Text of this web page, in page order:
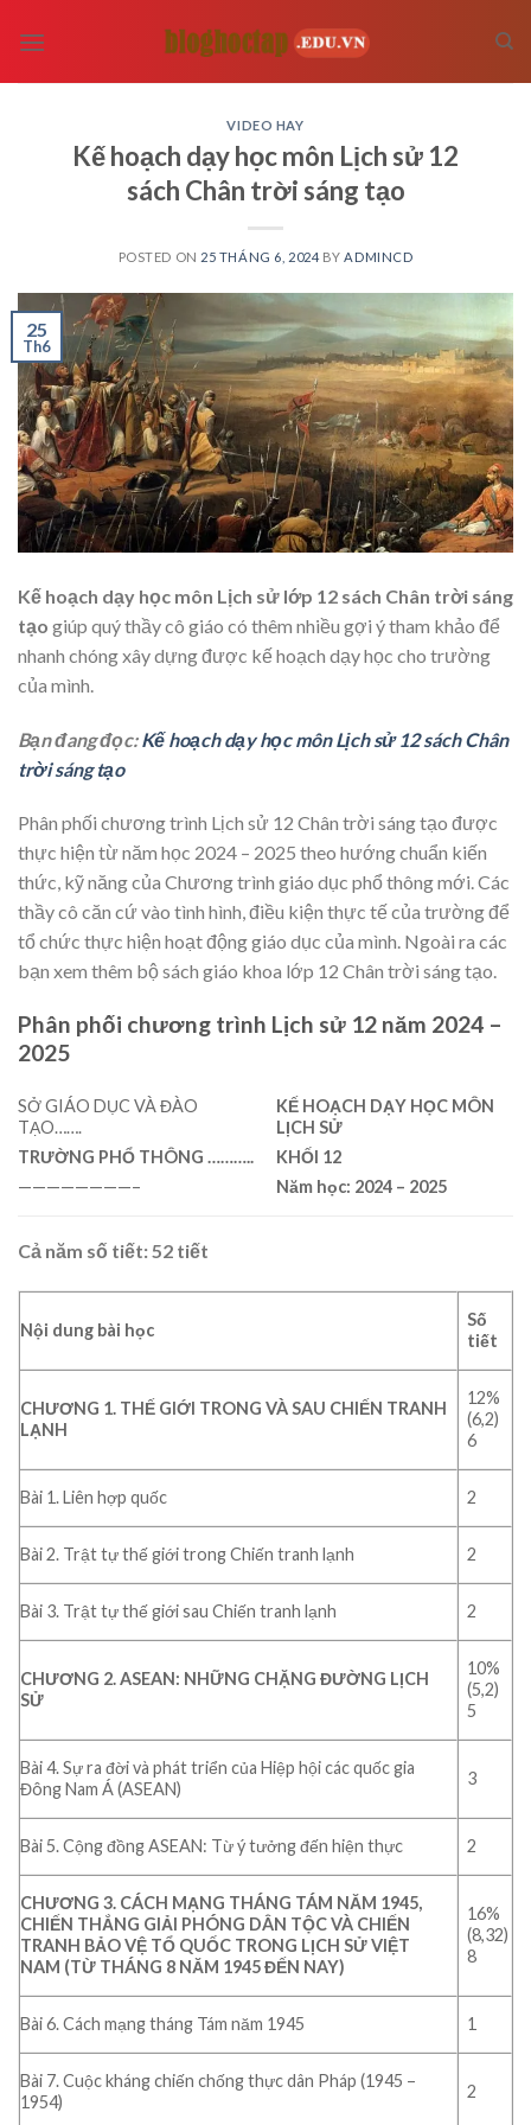
VIDEO HAY
Kế hoạch dạy học môn Lịch sử 12
sách Chân trời sáng tạo
POSTED ON 25 THÁNG 6, 2024 BY ADMINCD
25
Th6
Kế hoạch dạy học môn Lịch sử lớp 12 sách Chân trời sáng
tạo giúp quý thầy cô giáo có thêm nhiều gợi ý tham khảo để
nhanh chóng xây dựng được kế hoạch dạy học cho trường
của mình.
Bạn đang đọc:Kế hoạch dạy học môn Lịch sử 12 sách Chân
trời sáng tạo
Phân phối chương trình Lịch sử 12 Chân trời sáng tạo được
thực hiện từ năm học 2024 – 2025 theo hướng chuẩn kiến
thức, kỹ năng của Chương trình giáo dục phổ thông mới. Các
thầy cô căn cứ vào tình hình, điều kiện thực tế của trường để
tổ chức thực hiện hoạt động giáo dục của mình. Ngoài ra các
bạn xem thêm bộ sách giáo khoa lớp 12 Chân trời sáng tạo.
Phân phối chương trình Lịch sử 12 năm 2024 –
2025
SỞ GIÁO DỤC VÀ ĐÀO
TẠO…….
TRƯỜNG PHỔ THÔNG ………..
————————–
KẾ HOẠCH DẠY HỌC MÔN
LỊCH SỬ
KHỐI 12
Năm học: 2024 – 2025
Cả năm số tiết: 52 tiết
Nội dung bài học
Số
tiết
CHƯƠNG 1. THẾ GIỚI TRONG VÀ SAU CHIẾN TRANH
LẠNH
12%
(6,2)
6
Bài 1. Liên hợp quốc 2
Bài 2. Trật tự thế giới trong Chiến tranh lạnh 2
Bài 3. Trật tự thế giới sau Chiến tranh lạnh 2
CHƯƠNG 2. ASEAN: NHỮNG CHẶNG ĐƯỜNG LỊCH
SỬ
10%
(5,2)
5
Bài 4. Sự ra đời và phát triển của Hiệp hội các quốc gia
Đông Nam Á (ASEAN)
3
Bài 5. Cộng đồng ASEAN: Từ ý tưởng đến hiện thực 2
CHƯƠNG 3. CÁCH MẠNG THÁNG TÁM NĂM 1945,
CHIẾN THẮNG GIẢI PHÓNG DÂN TỘC VÀ CHIẾN
TRANH BẢO VỆ TỔ QUỐC TRONG LỊCH SỬ VIỆT
NAM (TỪ THÁNG 8 NĂM 1945 ĐẾN NAY)
16%
(8,32)
8
Bài 6. Cách mạng tháng Tám năm 1945 1
Bài 7. Cuộc kháng chiến chống thực dân Pháp (1945 –
1954)
2